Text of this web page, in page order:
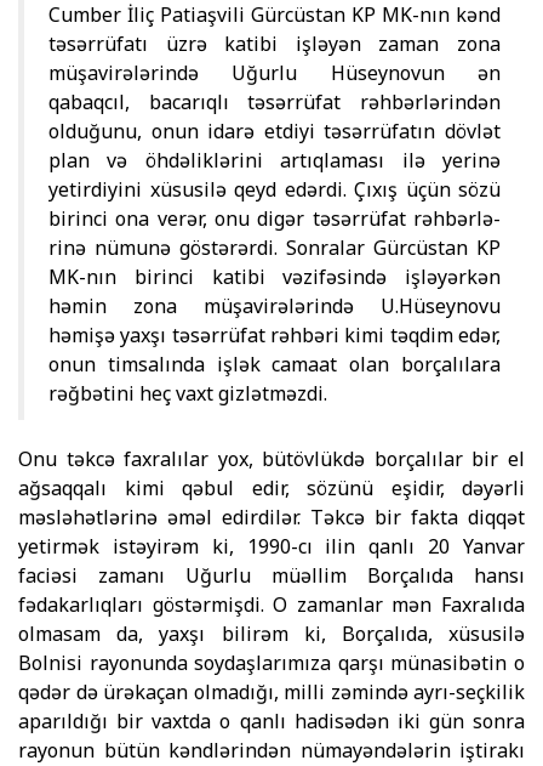
Cumber İliç Patiaşvili Gürcüstan KP MK-nın kənd
tə­sər­rüfatı üzrə katibi işləyən zaman zona
müşavirələrində Uğur­lu Hüseynovun ən
qabaqcıl, bacarıqlı təsərrüfat rəhbərlərindən
olduğunu, onun idarə etdiyi təsərrüfatın dövlət
plan və öhdə­lik­lərini artıqlaması ilə yerinə
yetirdiyini xüsusilə qeyd edərdi. Çı­xış üçün sözü
birinci ona verər, onu digər təsərrüfat rəhbər­lə­
rinə nümunə göstərərdi. Sonralar Gürcüstan KP
MK-nın birinci katibi vəzifəsində işləyərkən
həmin zona müşavirələrində U.Hü­sey­novu
həmişə yaxşı təsərrüfat rəhbəri kimi təqdim edər,
onun timsalında işlək camaat olan borçalılara
rəğbətini heç vaxt gizlətməzdi.
Onu təkcə faxralılar yox, bütövlükdə borçalılar bir el
ağsaq­qa­lı kimi qəbul edir, sözünü eşidir, dəyərli
məsləhətlərinə əməl edirdilər. Təkcə bir fakta diqqət
yetirmək istəyirəm ki, 1990-cı ilin qanlı 20 Yanvar
faciəsi zamanı Uğurlu müəllim Borçalıda hansı
fədakarlıqları göstərmişdi. O zamanlar mən Faxralıda
ol­ma­sam da, yaxşı bilirəm ki, Borçalıda, xüsusilə
Bolnisi rayo­nun­da soydaşlarımıza qarşı münasibətin o
qədər də ürəkaçan ol­madığı, milli zəmində ayrı-seçkilik
aparıldığı bir vaxtda o qanlı hadisədən iki gün sonra
rayonun bütün kəndlərindən nümayəndələrin iştirakı